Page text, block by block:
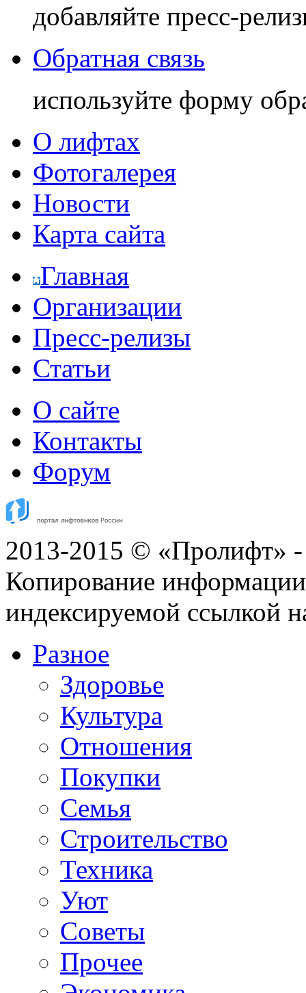
добавляйте пресс-
Обратная связь
используйте форму
О лифтах
Фотогалерея
Новости
Карта сайта
Главная
Организации
Пресс-релизы
Статьи
О сайте
Контакты
Форум
2013-2015 © «Пролифт» -
Копирование информации
индексируемой ссылкой
Разное
Здоровье
Культура
Отношения
Покупки
Семья
Строительство
Техника
Уют
Советы
Прочее